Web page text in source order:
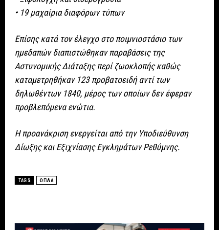
• 19 μαχαίρια διαφόρων τύπων
Επίσης κατά τον έλεγχο στο ποιμνιοστάσιο των
ημεδαπών διαπιστώθηκαν παραβάσεις της
Αστυνομικής Διάταξης περί ζωοκλοπής καθώς
καταμετρηθήκαν 123 προβατοειδή αντί των
δηλωθέντων 1840, μέρος των οποίων δεν έφεραν
προβλεπόμενα ενώτια.
Η προανάκριση ενεργείται από την Υποδιεύθυνση
Δίωξης και Εξιχνίασης Εγκλημάτων Ρεθύμνης.
TAGS ΟΠΛΑ